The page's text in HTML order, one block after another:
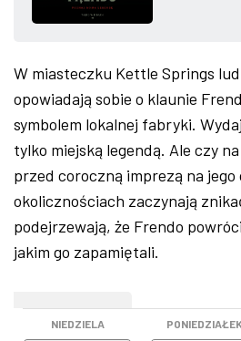
W RZESZOWIE
W miasteczku Kettle Springs
opowiadają sobie o klaunie
symbolem lokalnej fabryki.
tylko miejską legendą. Ale czy
przed coroczną imprezą na
okolicznościach zaczynają
podejrzewają, że Frendo
jakim go zapamiętali.
NIEDZIELA PONIEDZIAŁEK